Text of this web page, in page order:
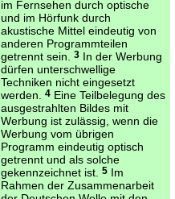
im Fernsehen durch optische
und im Hörfunk durch
akustische Mittel eindeutig von
anderen Programmteilen
getrennt sein.
3In der Werbung
dürfen unterschwellige
Techniken nicht eingesetzt
werden.
4Eine Teilbelegung des
ausgestrahlten Bildes mit
Werbung ist zulässig, wenn die
Werbung vom übrigen
Programm eindeutig optisch
getrennt und als solche
gekennzeichnet ist.
5Im
Rahmen der Zusammenarbeit